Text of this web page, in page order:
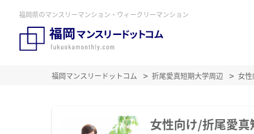
福岡県のマンスリーマンション・ウィークリーマンション
福岡マンスリードットコム 折尾愛真短期大学周辺 女性
女性向け/折尾愛